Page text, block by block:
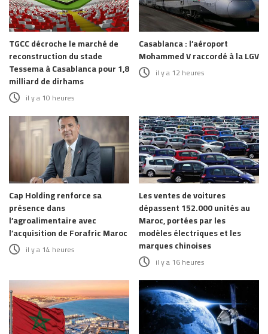
TGCC décroche le marché de
reconstruction du stade
Tessema à Casablanca pour 1,8
milliard de dirhams
il y a 10 heures
Casablanca : l’aéroport
Mohammed V raccordé à la LGV
il y a 12 heures
Cap Holding renforce sa
présence dans
l’agroalimentaire avec
l’acquisition de Forafric Maroc
il y a 14 heures
Les ventes de voitures
dépassent 152.000 unités au
Maroc, portées par les
modèles électriques et les
marques chinoises
il y a 16 heures